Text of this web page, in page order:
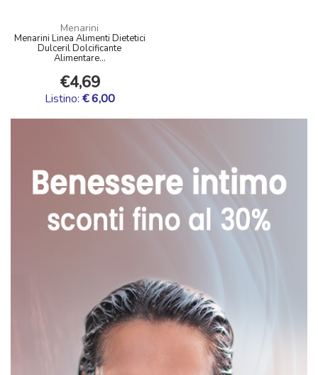
Menarini
Menarini Linea Alimenti Dietetici
Dulceril Dolcificante
Alimentare...
€4,69
Listino: € 6,00